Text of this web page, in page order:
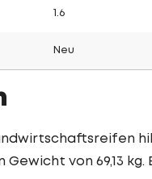
1.6
Neu
von 69,13